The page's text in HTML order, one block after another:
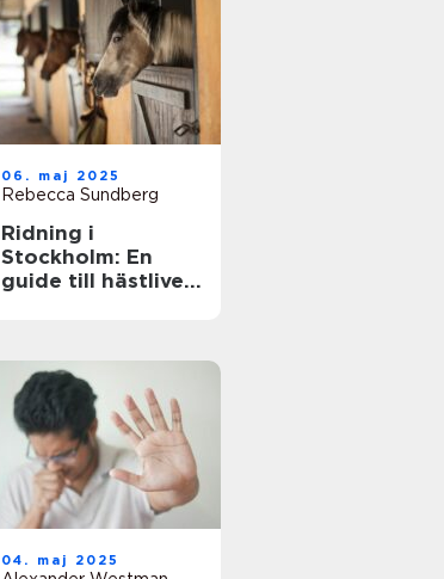
06. maj 2025
Rebecca Sundberg
Ridning i
Stockholm: En
guide till hästlivet
04. maj 2025